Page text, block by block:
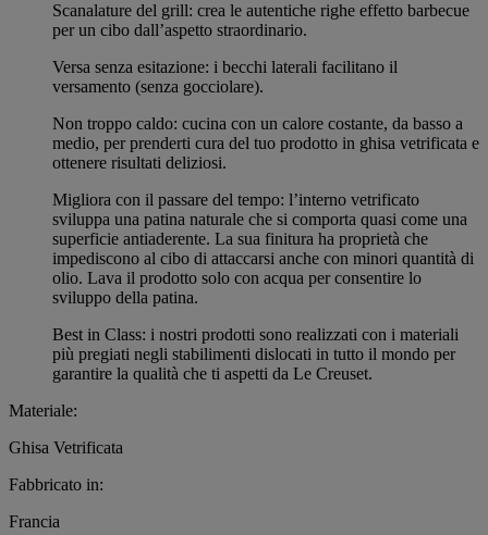
Scanalature del grill: crea le autentiche righe effetto barbecue
per un cibo dall’aspetto straordinario.
Versa senza esitazione: i becchi laterali facilitano il
versamento (senza gocciolare).
Non troppo caldo: cucina con un calore costante, da basso a
medio, per prenderti cura del tuo prodotto in ghisa vetrificata e
ottenere risultati deliziosi.
Migliora con il passare del tempo: l’interno vetrificato
sviluppa una patina naturale che si comporta quasi come una
superficie antiaderente. La sua finitura ha proprietà che
impediscono al cibo di attaccarsi anche con minori quantità di
olio. Lava il prodotto solo con acqua per consentire lo
sviluppo della patina.
Best in Class: i nostri prodotti sono realizzati con i materiali
più pregiati negli stabilimenti dislocati in tutto il mondo per
garantire la qualità che ti aspetti da Le Creuset.
Materiale:
Ghisa Vetrificata
Fabbricato in:
Francia